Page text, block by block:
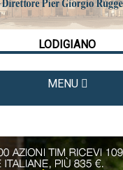
LODIGIANO
MENU
LA FOTO
METEO
CULTURA
DAL TERRITORIO
OROSCOPO